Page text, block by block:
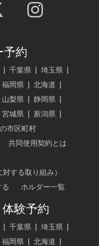
予約
千葉県 埼玉県
福岡県 北海道
山梨県 静岡県
宮城県 新潟県
市区町村
共同使用契約とは
する取り組み）
ホルダー一覧
験予約
千葉県 埼玉県
福岡県 北海道